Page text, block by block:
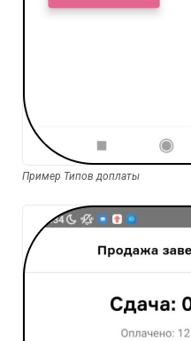
Пример Типов доплаты